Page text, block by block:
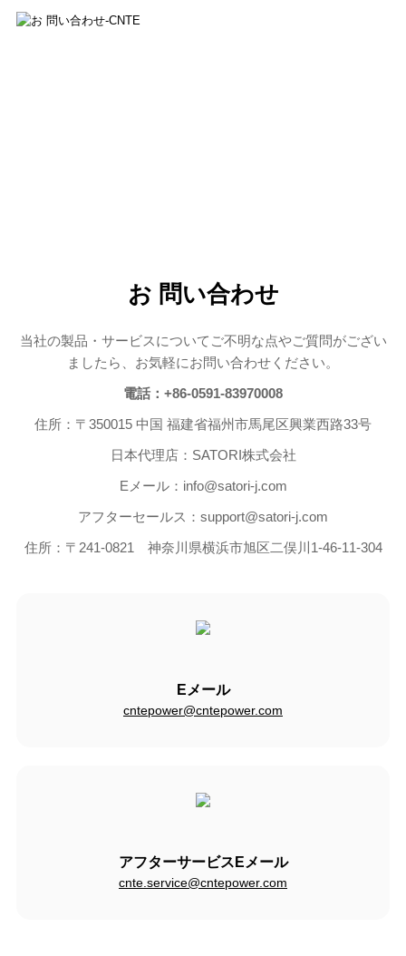
お 問い合わせ
当社の製品・サービスについてご不明な点やご質問がござい
ましたら、お気軽にお問い合わせください。
電話：+86-0591-83970008
住所：〒350015 中国 福建省福州市馬尾区興業西路33号
日本代理店：SATORI株式会社
Eメール：info@satori-j.com
アフターセールス：support@satori-j.com
住所：〒241-0821 神奈川県横浜市旭区二俣川1-46-11-304
Eメール
cntepower@cntepower.com
アフターサービスEメール
cnte.service@cntepower.com